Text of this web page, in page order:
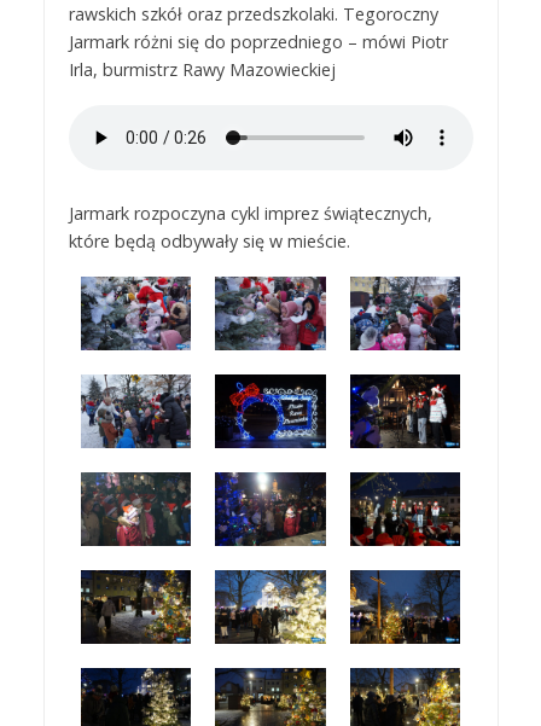
rawskich szkół oraz przedszkolaki. Tegoroczny
Jarmark różni się do poprzedniego – mówi Piotr
Irla, burmistrz Rawy Mazowieckiej
Jarmark rozpoczyna cykl imprez świątecznych,
które będą odbywały się w mieście.